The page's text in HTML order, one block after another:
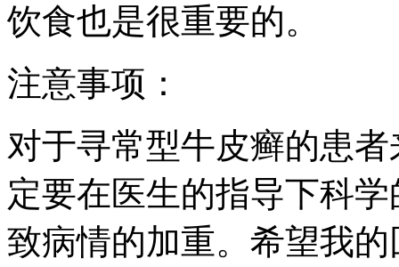
饮食也是很重要的。
注意事项：
对于寻常型牛皮癣的患
定要在医生的指导下科
致病情的加重。希望我